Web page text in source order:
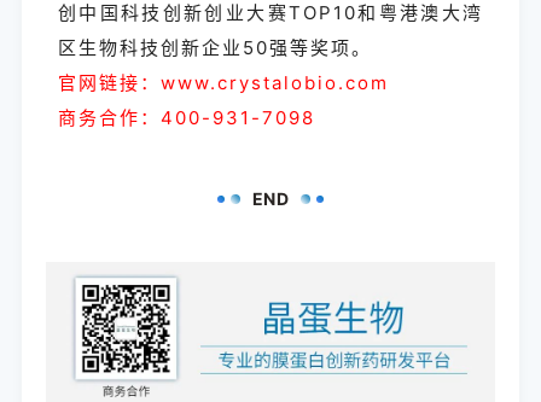
创中国科技创新创业大赛TOP10和粤港澳大湾
区生物科技创新企业50强等奖项。
官网链接：www.crystalobio.com
商务合作：400-931-7098
END